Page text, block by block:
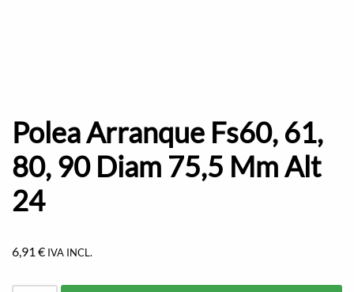
Polea Arranque Fs60, 61,
80, 90 Diam 75,5 Mm Alt
24
6,91 € IVA INCL.